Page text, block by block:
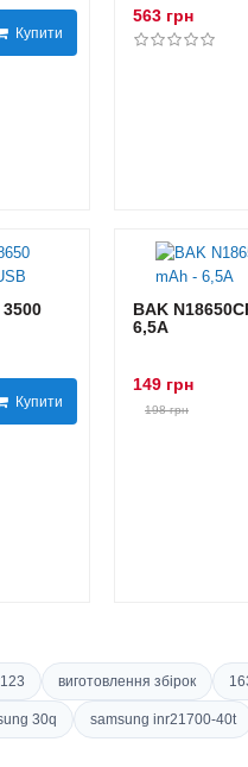
Купити
563 грн
3500
Купити
BAK
6,5А
149 грн
198 грн
виготовлення збірок
30q samsung inr21700-40t